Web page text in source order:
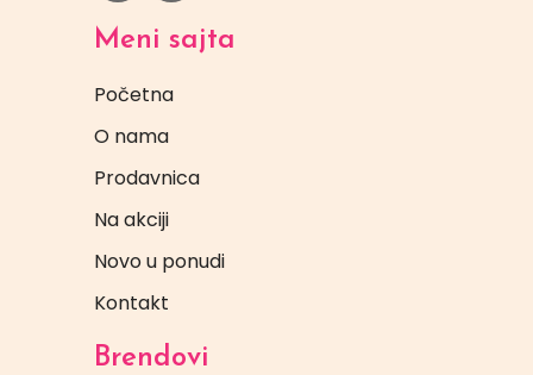
Meni sajta
Početna
O nama
Prodavnica
Na akciji
Novo u ponudi
Kontakt
Brendovi